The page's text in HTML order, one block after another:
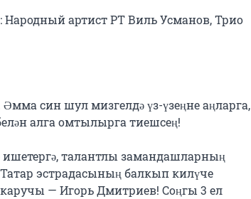
Народный артист РТ Виль Усманов, Трио
син шул мизгелдә үз-үзеңне аңларга,
алга омтылырга тиешсең!
талантлы замандашларның
эстрадасының балкып килүче
— Игорь Дмитриев! Соңгы 3 ел